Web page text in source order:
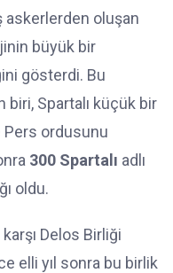
askerlerden oluşan
büyük bir
gösterdi. Bu
biri, Spartalı küçük bir
Pers ordusunu
300 Spartalı adlı
oldu.
Delos Birliği
elli yıl sonra bu birlik